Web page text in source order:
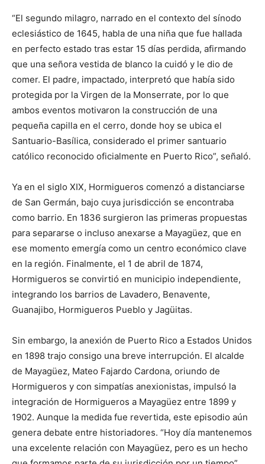
“El segundo milagro, narrado en el contexto del sínodo
eclesiástico de 1645, habla de una niña que fue hallada
en perfecto estado tras estar 15 días perdida, afirmando
que una señora vestida de blanco la cuidó y le dio de
comer. El padre, impactado, interpretó que había sido
protegida por la Virgen de la Monserrate, por lo que
ambos eventos motivaron la construcción de una
pequeña capilla en el cerro, donde hoy se ubica el
Santuario-Basílica, considerado el primer santuario
católico reconocido oficialmente en Puerto Rico”, señaló.
Ya en el siglo XIX, Hormigueros comenzó a distanciarse
de San Germán, bajo cuya jurisdicción se encontraba
como barrio. En 1836 surgieron las primeras propuestas
para separarse o incluso anexarse a Mayagüez, que en
ese momento emergía como un centro económico clave
en la región. Finalmente, el 1 de abril de 1874,
Hormigueros se convirtió en municipio independiente,
integrando los barrios de Lavadero, Benavente,
Guanajibo, Hormigueros Pueblo y Jagüitas.
Sin embargo, la anexión de Puerto Rico a Estados Unidos
en 1898 trajo consigo una breve interrupción. El alcalde
de Mayagüez, Mateo Fajardo Cardona, oriundo de
Hormigueros y con simpatías anexionistas, impulsó la
integración de Hormigueros a Mayagüez entre 1899 y
1902. Aunque la medida fue revertida, este episodio aún
genera debate entre historiadores. “Hoy día mantenemos
una excelente relación con Mayagüez, pero es un hecho